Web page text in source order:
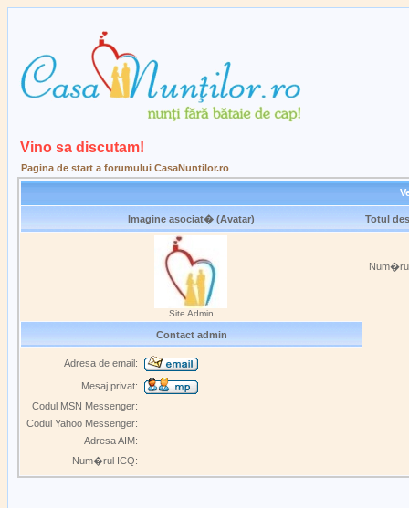
Vino sa discutam!
Pagina de start a forumului CasaNuntilor.ro
Imagine asociat� (Avatar) Totul
Site Admin
Contact admin
Adresa de email:
Mesaj privat:
Codul MSN Messenger:
Codul Yahoo Messenger:
Adresa AIM:
Num�rul ICQ: